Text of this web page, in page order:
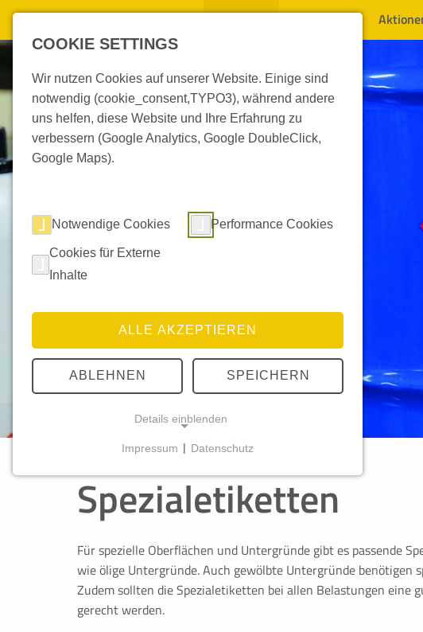
Unternehmen Produkte Leistungen
Spezialetiketten
Für spezielle Oberflächen und Untergründe gibt es passende
wie ölige Untergründe. Auch gewölbte Untergründe benötigen
Zudem sollten die Spezialetiketten bei allen Belastungen eine
gerecht werden.
COOKIE SETTINGS
Wir nutzen Cookies auf unserer Website. Einige sind
notwendig (cookie_consent,TYPO3), während andere
uns helfen, diese Website und Ihre Erfahrung zu
verbessern (Google Analytics, Google DoubleClick,
Google Maps).
Notwendige Cookies Performance Cookies
Cookies für Externe
Inhalte
ALLE AKZEPTIEREN
ABLEHNEN SPEICHERN
Details einblenden
Diese Cookies ermöglichen grundlegende Funktionen und sind für
Funktion der Website erforderlich.
PHPSESSID
Name:
Impressum Datenschutz